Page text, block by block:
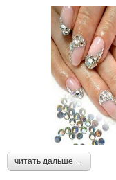
читать дальше →